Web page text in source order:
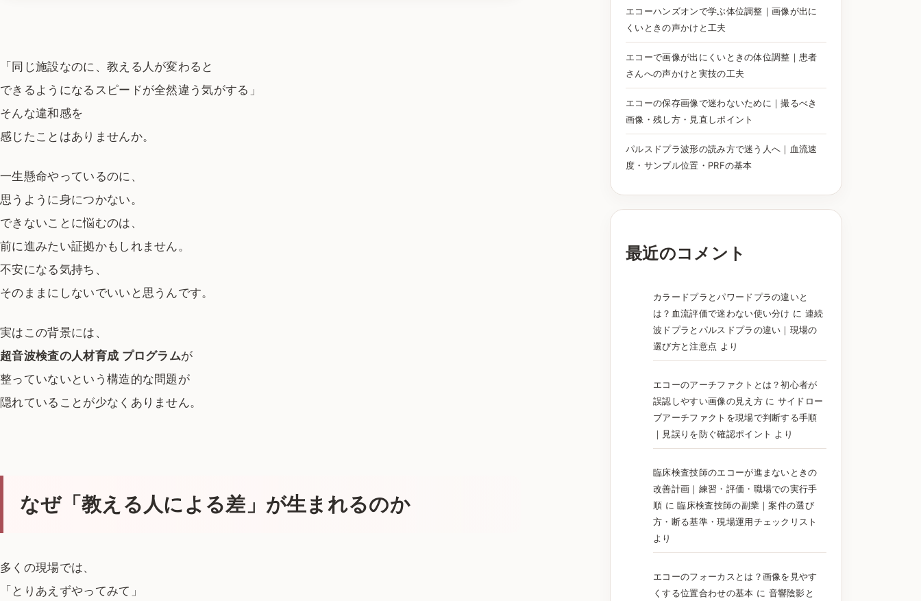
「同じ施設なのに、教える人が変わると
できるようになるスピードが全然違う気がする」
そんな違和感を
感じたことはありませんか。
一生懸命やっているのに、
思うように身につかない。
できないことに悩むのは、
前に進みたい証拠かもしれません。
不安になる気持ち、
そのままにしないでいいと思うんです。
実はこの背景には、
超音波検査の人材育成 プログラムが
整っていないという構造的な問題が
隠れていることが少なくありません。
なぜ「教える人による差」が生まれるのか
多くの現場では、
「とりあえずやってみて」
エコーハンズオンで学ぶ体位調整｜画像が出に
くいときの声かけと工夫
エコーで画像が出にくいときの体位調整｜患者
さんへの声かけと実技の工夫
エコーの保存画像で迷わないために｜撮るべき
画像・残し方・見直しポイント
パルスドプラ波形の読み方で迷う人へ｜血流速
度・サンプル位置・PRFの基本
最近のコメント
カラードプラとパワードプラの違いと
は？血流評価で迷わない使い分け に 連続
波ドプラとパルスドプラの違い｜現場の
選び方と注意点 より
エコーのアーチファクトとは？初心者が
誤認しやすい画像の見え方に サイドロー
ブアーチファクトを現場で判断する手順
｜見誤りを防ぐ確認ポイント より
臨床検査技師のエコーが進まないときの
改善計画｜練習・評価・職場での実行手
順 に臨床検査技師の副業｜案件の選び
方・断る基準・現場運用チェックリスト
より
エコーのフォーカスとは？画像を見やす
くする位置合わせの基本 に 音響陰影と